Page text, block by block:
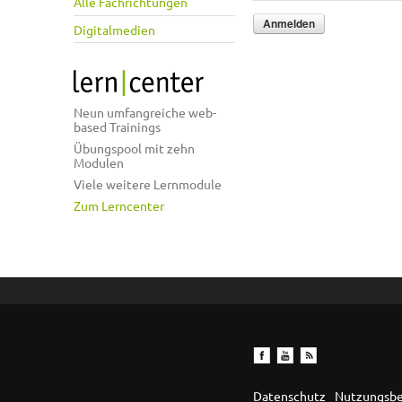
Digitalmedien
Neun umfangreiche web-
based Trainings
Übungspool mit zehn
Modulen
Viele weitere Lernmodule
Zum Lerncenter
Datenschutz